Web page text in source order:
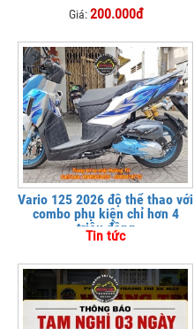
Giá:200.000đ
Vario 125 2026 độ thể thao với
combo phụ kiện chỉ hơn 4
triệu đồng
Tin tức